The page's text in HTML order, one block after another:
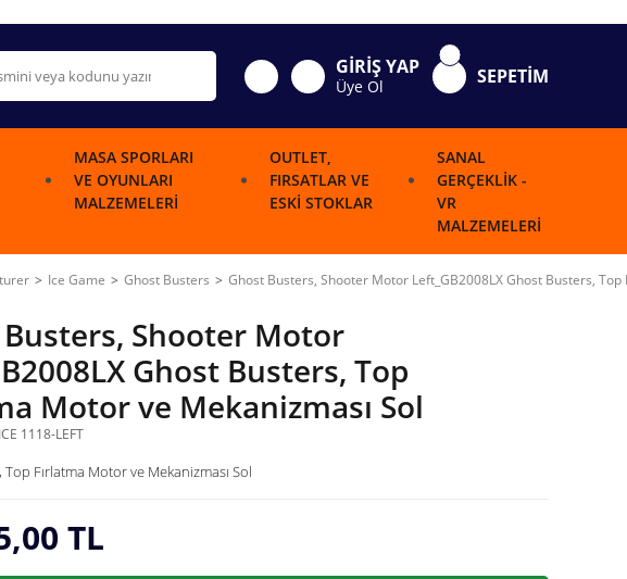
GİRİŞ YAP
Üye Ol SEPETİM
MASA SPORLARI
VE OYUNLARI
MALZEMELERI
OUTLET,
FIRSATLAR VE
ESKI STOKLAR
SANAL
GERÇEKLIK -
VR
MALZEMELERI
Ice Game Ghost Busters Ghost Busters, Shooter Motor Left_GB2008LX Ghost Busters, Top
Shooter Motor
Ghost Busters, Top
Motor ve Mekanizması Sol
1118-LEFT
Fırlatma Motor ve Mekanizması Sol
TL